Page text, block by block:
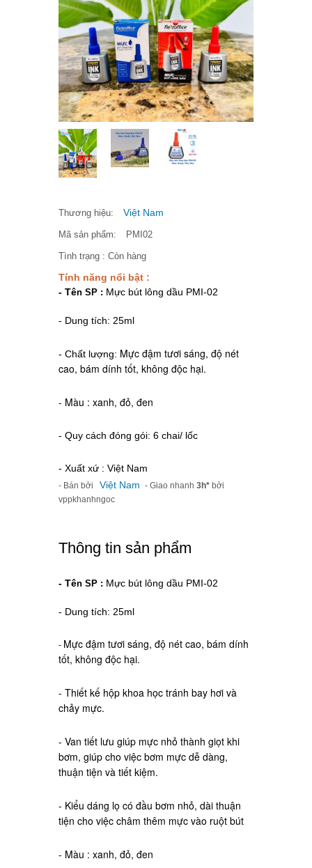
Thương hiệu: Việt Nam
Mã sản phẩm: PMI02
Tình trạng : Còn hàng
Tính năng nổi bật :
- Tên SP : Mực bút lông dầu PMI-02
- Dung tích: 25ml
- Chất lượng: Mực đậm tươi sáng, độ nét
cao, bám dính tốt, không độc hại.
- Màu : xanh, đỏ, đen
- Quy cách đóng gói: 6 chai/ lốc
- Xuất xứ : Việt Nam
- Bán bởi Việt Nam - Giao nhanh 3h* bởi
vppkhanhngoc
Thông tin sản phẩm
- Tên SP : Mực bút lông dầu PMI-02
- Dung tích: 25ml
- Mực đậm tươi sáng, độ nét cao, bám dính
tốt, không độc hại.
- Thiết kế hộp khoa học tránh bay hơi và
chảy mực.
- Van tiết lưu giúp mực nhỏ thành giọt khi
bơm, giúp cho việc bơm mực dễ dàng,
thuận tiện và tiết kiệm.
- Kiểu dáng lọ có đầu bơm nhỏ, dài thuận
tiện cho việc châm thêm mực vào ruột bút
- Màu : xanh, đỏ, đen